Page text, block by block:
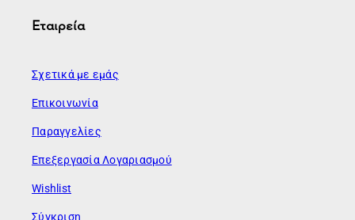
Εταιρεία
Σχετικά με εμάς
Επικοινωνία
Παραγγελίες
Επεξεργασία Λογαριασμού
Wishlist
Σύγκριση